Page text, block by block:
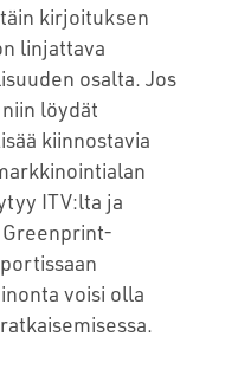
kirjoituksen
linjattava
osalta. Jos
löydät
kiinnostavia
ITV:lta ja
voisi olla